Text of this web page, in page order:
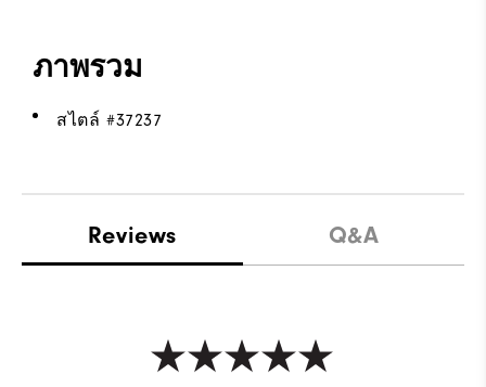
ภาพรวม
สไตล์ #37237
Reviews Q&A